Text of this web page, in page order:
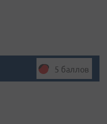
5 баллов